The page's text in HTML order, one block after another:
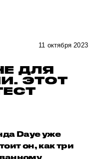
11 октября 2023
ДЛЯ
ЭТОТ
Daye уже
он, как три